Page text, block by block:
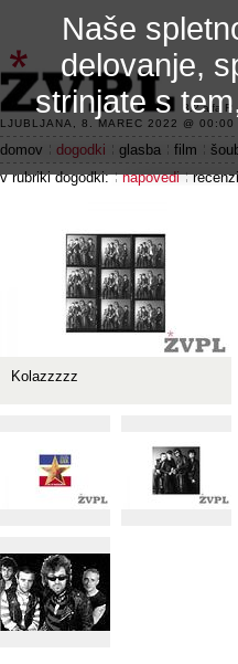
3.2 alfa R
LJUBLJANA, 8. MAREC 2022 @
domov dogodki glasba film
v rubriki dogodki:
napovedi
Kolazzzzz
Naše
delovanje,
strinjate s